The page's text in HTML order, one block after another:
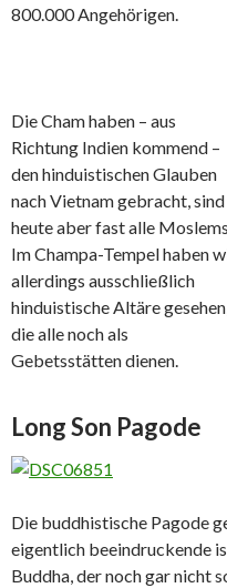
800.000 Angehörigen.
Die Cham haben – aus
Richtung Indien kommend –
den hinduistischen Glauben
nach Vietnam gebracht, sind
heute aber fast alle
Im Champa-Tempel haben
allerdings ausschließlich
hinduistische Altäre
die alle noch als
Gebetsstätten dienen.
Long Son Pagode
Die buddhistische Pagode
eigentlich beeindruckende
Buddha, der noch gar nicht